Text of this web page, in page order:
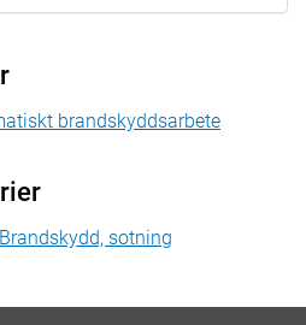
brandskyddsarbete
sotning